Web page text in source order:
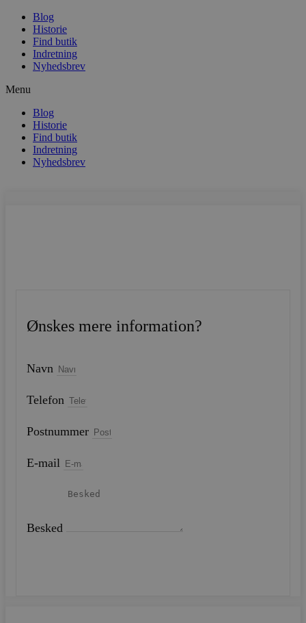
Blog
Historie
Find butik
Indretning
Nyhedsbrev
Menu
Blog
Historie
Find butik
Indretning
Nyhedsbrev
Ønskes mere information?
Navn
Telefon
Postnummer
E-mail
Besked